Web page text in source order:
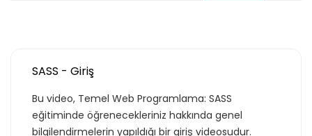
SASS - Giriş
Bu video, Temel Web Programlama: SASS
eğitiminde öğrenecekleriniz hakkında genel
bilgilendirmelerin yapıldığı bir giriş videosudur.